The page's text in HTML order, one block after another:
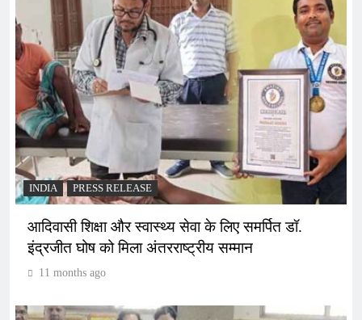
INDIA PRESS RELEASE
आदिवासी शिक्षा और स्वास्थ्य सेवा के लिए समर्पित डॉ.
इंद्रजीत घोष को मिला अंतरराष्ट्रीय सम्मान
11 months ago